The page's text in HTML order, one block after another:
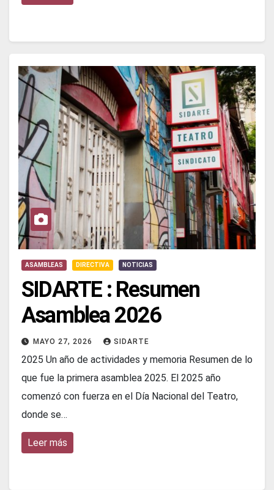
ASAMBLEAS DIRECTIVA NOTICIAS
SIDARTE : Resumen
Asamblea 2026
MAYO 27, 2026 SIDARTE
2025 Un año de actividades y memoria Resumen de lo
que fue la primera asamblea 2025. El 2025 año
comenzó con fuerza en el Día Nacional del Teatro,
donde se…
Leer más